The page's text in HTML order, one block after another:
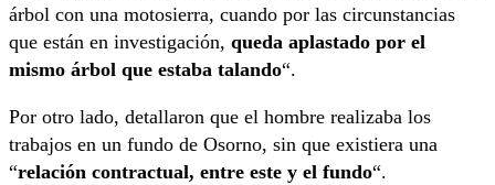
árbol con una motosierra, cuando por las circunstancias
que están en investigación, queda aplastado por el
mismo árbol que estaba talando“.
Por otro lado, detallaron que el hombre realizaba los
trabajos en un fundo de Osorno, sin que existiera una
“relación contractual, entre este y el fundo“.